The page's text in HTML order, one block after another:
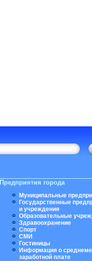
Предприятия города
Муниципальные
Государственные
и учреждения
Образовательные
Здравоохранение
Спорт
СМИ
Гостиницы
Информация о
заработной плате